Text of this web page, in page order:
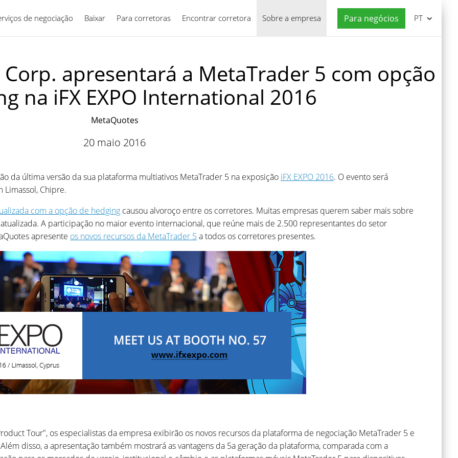
de negociação Baixar Para corretoras Encontrar corretora Sobre a empresa Para negócios
Português PT
apresentará a MetaTrader 5 com opção
na iFX EXPO International 2016
MetaQuotes
20 maio 2016
da última versão da sua plataforma multiativos MetaTrader 5 na exposição iFX EXPO 2016. O evento será
Limassol, Chipre.
com a opção de hedging causou alvoroço entre os corretores. Muitas empresas querem saber mais sobre
A participação no maior evento internacional, que reúne mais de 2.500 representantes do setor
apresente os novos recursos da MetaTrader 5 a todos os corretores presentes.
Tour", os especialistas da empresa exibirão os novos recursos da plataforma de negociação MetaTrader 5 e
disso, a apresentação também mostrará as vantagens da 5a geração da plataforma, comparada com a